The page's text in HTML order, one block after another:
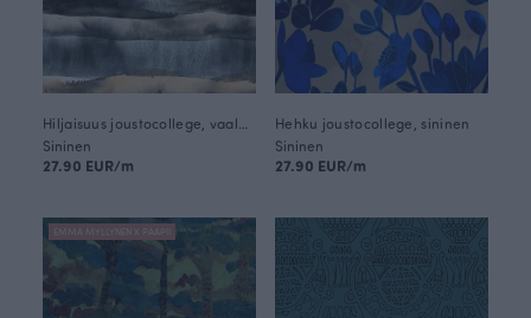
Sininen
27.90 EUR/m
Hehku joustocollege, sininen
Sininen
27.90 EUR/m
EMMA MYLLYNEN X PAAPII